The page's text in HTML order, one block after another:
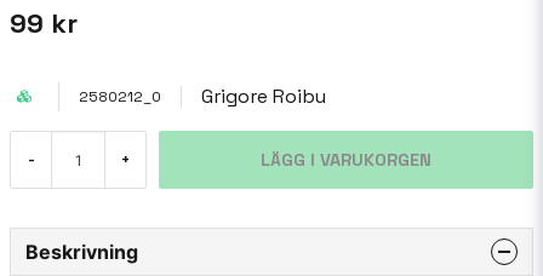
99 kr
2580212_0 Grigore Roibu
- + LÄGG I VARUKORGEN
Beskrivning